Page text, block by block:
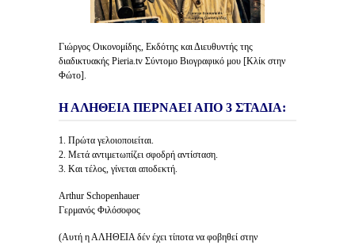
Γιώργος Οικονομίδης, Εκδότης και Διευθυντής της
διαδικτυακής Pieria.tv Σύντομο Βιογραφικό μου [Κλίκ στην
Φώτο].
Η ΑΛΗΘΕΙΑ ΠΕΡΝΑΕΙ ΑΠΟ 3 ΣΤΑΔΙΑ:
1. Πρώτα γελοιοποιείται.
2. Μετά αντιμετωπίζει σφοδρή αντίσταση.
3. Και τέλος, γίνεται αποδεκτή.
Arthur Schopenhauer
Γερμανός Φιλόσοφος
(Αυτή η ΑΛΗΘΕΙΑ δέν έχει τίποτα να φοβηθεί στην